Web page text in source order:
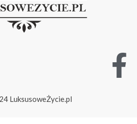
LuksusoweŻycie.pl